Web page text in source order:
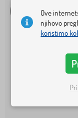
Ove
njihovo
koristimo